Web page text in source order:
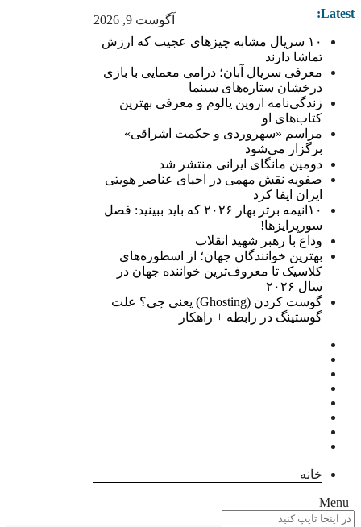
آگوست 9, 2026 Latest:
۱۰ سریال مشابه چیزهای عجیب که ارزش
تماشا دارند
معرفی سریال آبان؛ درامی معمایی با بازی
درخشان ستاره‌های سینما
زندگی‌نامه اروین یالوم و معرفی بهترین
کتاب‌های او
مراسم «سهروردی و حکمت اشراقی»
برگزار می‌شود
دومین مانگای ایرانی منتشر شد
صفویه نقش مهمی در احیای عناصر هویتی
ایران ایفا کرد
۱۰انیمه برتر بهار ۲۰۲۶ که باید ببینید: فصل
سورپرایزها!
وداع با رهبر شهید انقلاب
بهترین خوانندگان جهان؛ از اسطوره‌های
کلاسیک تا معروف‌ترین خواننده جهان در
سال ۲۰۲۶
گوست کردن (Ghosting) یعنی چی؟ علت
گوستینگ در رابطه + راهکار
خانه
Menu